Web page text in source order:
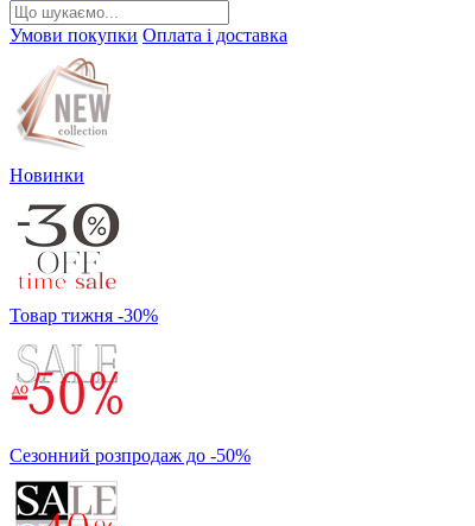
Умови покупки Оплата і доставка
Новинки
Товар тижня -30%
Сезонний розпродаж до -50%